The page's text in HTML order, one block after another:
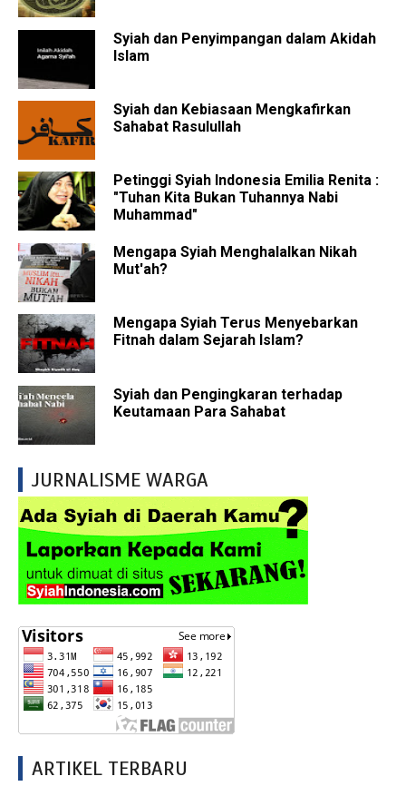
Syiah dan Penyimpangan dalam Akidah
Islam
Syiah dan Kebiasaan Mengkafirkan
Sahabat Rasulullah
Petinggi Syiah Indonesia Emilia Renita :
"Tuhan Kita Bukan Tuhannya Nabi
Muhammad"
Mengapa Syiah Menghalalkan Nikah
Mut'ah?
Mengapa Syiah Terus Menyebarkan
Fitnah dalam Sejarah Islam?
Syiah dan Pengingkaran terhadap
Keutamaan Para Sahabat
JURNALISME WARGA
ARTIKEL TERBARU